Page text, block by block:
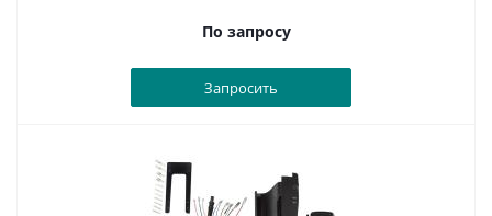
По запросу
Запросить